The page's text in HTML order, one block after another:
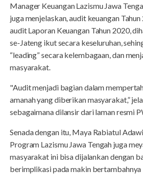
Manager Keuangan Lazismu Jawa
juga menjelaskan, audit keuangan
audit Laporan Keuangan Tahun 2020,
se-Jateng ikut secara keseluruhan,
“leading” secara kelembagaan, dan
masyarakat.
"Audit menjadi bagian dalam
amanah yang diberikan masyarakat,”
sebagaimana dilansir dari laman resmi
Senada dengan itu, Maya Rabiatul
Program Lazismu Jawa Tengah juga
masyarakat ini bisa dijalankan dengan
berimplikasi pada makin